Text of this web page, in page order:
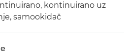
kontinuirano uz
samookidač